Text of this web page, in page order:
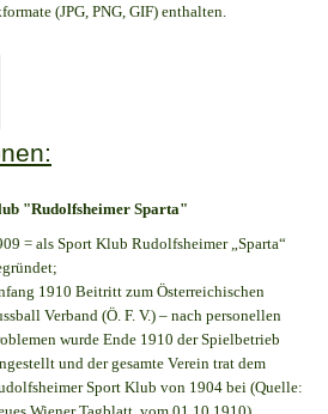
(JPG, PNG, GIF) enthalten.
"Rudolfsheimer Sparta"
= als Sport Klub Rudolfsheimer „Sparta“
1910 Beitritt zum Österreichischen
Verband (Ö. F. V.) – nach personellen
wurde Ende 1910 der Spielbetrieb
und der gesamte Verein trat dem
Sport Klub von 1904 bei (Quelle: